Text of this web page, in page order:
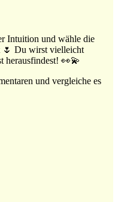
Intuition und wähle die
🌷 Du wirst vielleicht
herausfindest! 👀💫
und vergleiche es